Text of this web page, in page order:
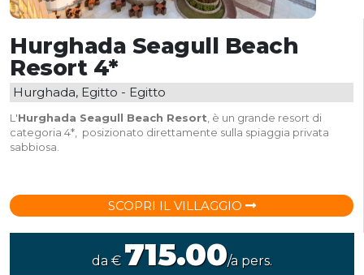
Hurghada Seagull Beach
Resort 4*
Hurghada, Egitto - Egitto
L'Hurghada Seagull Beach Resort , è un grande resort di
categoria 4*, posizionato direttamente sulla spiaggia privata
sabbiosa.
SCOPRI IL VILLAGGIO
da € 715.00/a pers.